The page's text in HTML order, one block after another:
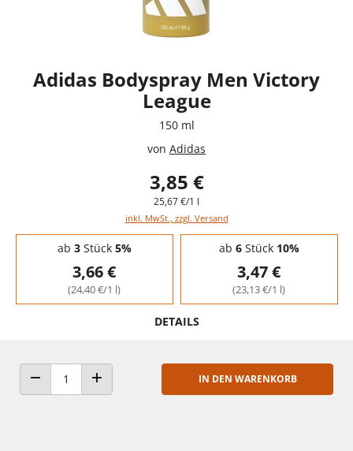
Adidas Bodyspray Men Victory
League
150 ml
von Adidas
3,85 €
25,67 €/1 l
inkl. MwSt., zzgl. Versand
Staffelpreise - Mengenrabatt
ab 3Stück 5%
3,66 €
(24,40 €/1 l)
ab 6Stück 10%
3,47 €
(23,13 €/1 l)
DETAILS
ANZAHL VERRINGERNANZAHL ERHÖHEN
IN DEN WARENKORB